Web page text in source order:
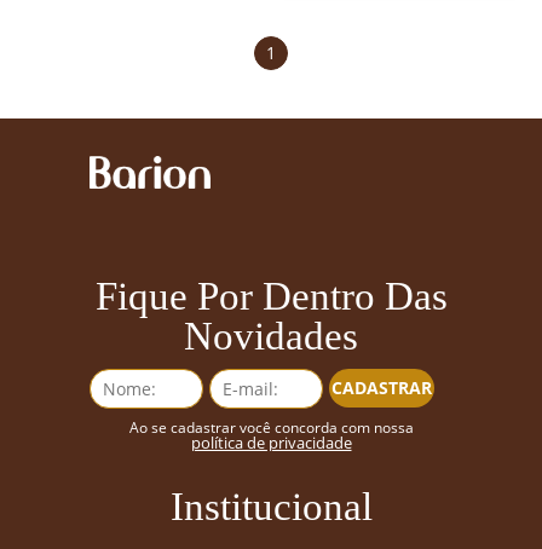
1
Fique Por Dentro Das
Novidades
CADASTRAR
Ao se cadastrar você concorda com nossa
política de privacidade
Institucional